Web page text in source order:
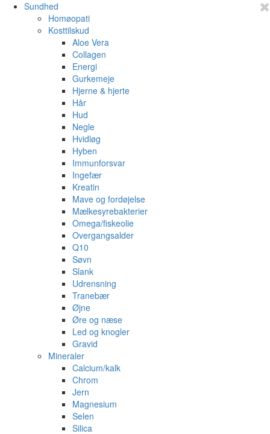
Sundhed
Homøopati
Kosttilskud
Aloe Vera
Collagen
Energi
Gurkemeje
Hjerne & hjerte
Hår
Hud
Negle
Hvidløg
Hyben
Immunforsvar
Ingefær
Kreatin
Mave og fordøjelse
Mælkesyrebakterier
Omega/fiskeolie
Overgangsalder
Q10
Søvn
Slank
Udrensning
Tranebær
Øjne
Øre og næse
Led og knogler
Gravid
Mineraler
Calcium/kalk
Chrom
Jern
Magnesium
Selen
Silica